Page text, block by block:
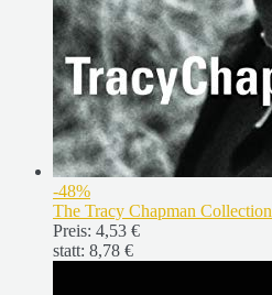
-48%
The Tracy Chapman Collection
Preis: 4,53 €
statt: 8,78 €